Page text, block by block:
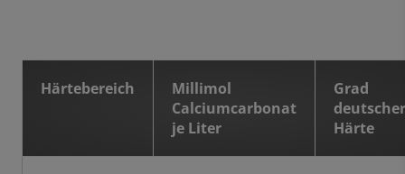
Härtebereich
Millimol
Calciumcarbonat
je Liter
Grad
deutscher
Härte